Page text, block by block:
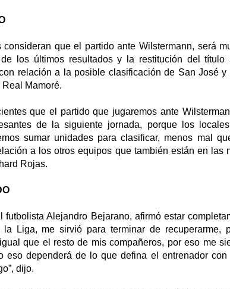
consideran que el partido ante Wilstermann, será
los últimos resultados y la restitución del título
relación a la posible clasificación de San José
Mamoré.
que el partido que jugaremos ante
de la siguiente jornada, porque los
sumar unidades para clasificar, menos mal
a los otros equipos que también están en las
Rojas.
futbolista Alejandro Bejarano, afirmó estar
Liga, me sirvió para terminar de recuperarme,
que el resto de mis compañeros, por eso me
eso dependerá de lo que defina el entrenador
dijo.